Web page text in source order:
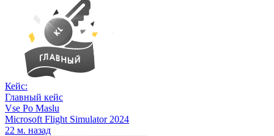
Кейс:
Главный кейс
Vse Po Maslu
Microsoft Flight Simulator 2024
22 м. назад